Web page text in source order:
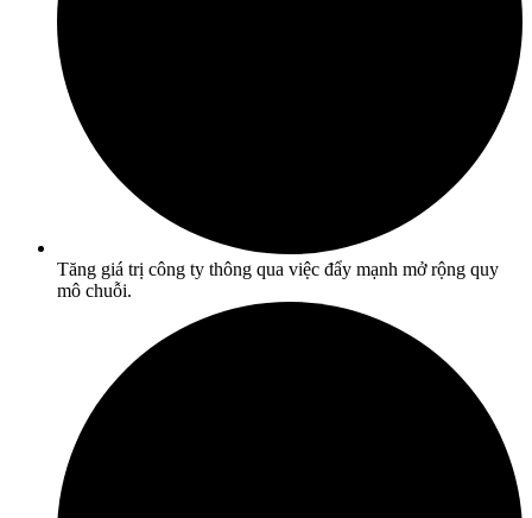
Tăng giá trị công ty thông qua việc đẩy mạnh mở rộng quy
mô chuỗi.